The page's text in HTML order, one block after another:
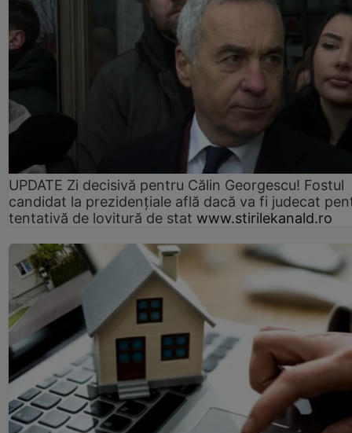
UPDATE Zi decisivă pentru Călin Georgescu! Fostul
candidat la prezidențiale află dacă va fi judecat
tentativă de lovitură de stat www.stirilekanald.ro